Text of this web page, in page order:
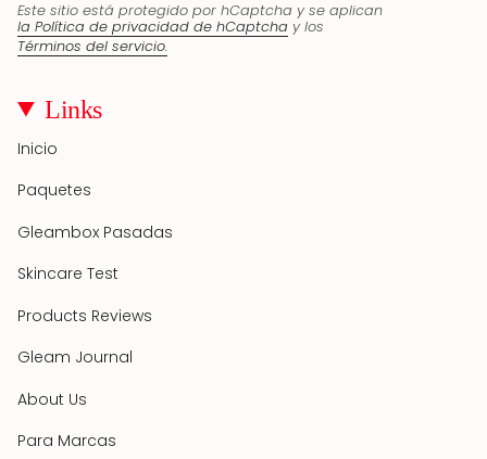
Este sitio está protegido por hCaptcha y se aplican
la Política de privacidad de hCaptcha y los
Términos del servicio.
Links
Inicio
Paquetes
Gleambox Pasadas
Skincare Test
Products Reviews
Gleam Journal
About Us
Para Marcas